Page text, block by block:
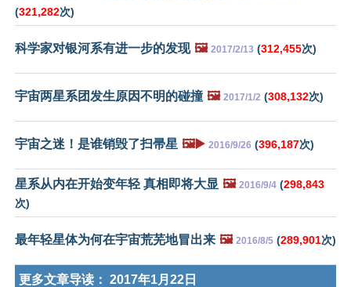
(321,282次)
科学家对银河系有进一步的发现 🖼️ 2017/2/13 (312,455次)
宇宙两星系团发生原因不明的碰撞 🖼️ 2017/1/2 (308,132次)
宇宙之迷！是谁销毁了扫帚星 🖼️▶️ 2016/9/26 (396,187次)
星系从内在开始变年轻 真相即将大显 🖼️ 2016/9/4 (298,843
次)
最年轻星体为何在宇宙荒芜地冒出来 🖼️ 2016/8/5 (289,901次)
更多文章导读： 2017年1月22日